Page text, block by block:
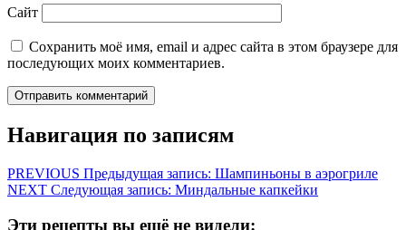
Сайт
Сохранить моё имя, email и адрес сайта в этом браузере для
последующих моих комментариев.
Навигация по записям
PREVIOUS Предыдущая запись: Шампиньоны в аэрогриле
NEXT Следующая запись: Миндальные капкейки
Эти рецепты вы ещё не видели: